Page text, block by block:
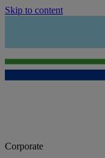
Skip to content
Corporate